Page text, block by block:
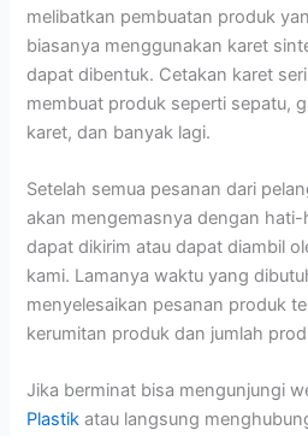
melibatkan pembuatan produk
biasanya menggunakan karet
dapat dibentuk. Cetakan karet
membuat produk seperti sepatu,
karet, dan banyak lagi.
Setelah semua pesanan dari
akan mengemasnya dengan
dapat dikirim atau dapat diambil
kami. Lamanya waktu yang
menyelesaikan pesanan produk
kerumitan produk dan jumlah
Jika berminat bisa mengunjungi
Plastik atau langsung